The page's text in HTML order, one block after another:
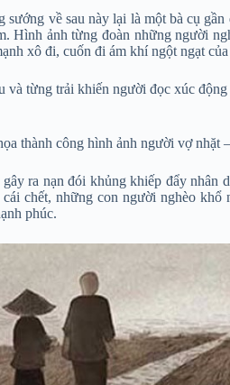
về sau này lại là một bà cụ
ảnh từng đoàn những người
xô đi, cuốn đi ám khí ngột ngạt
và từng trải khiến người đọc xúc
thành công hình ảnh người vợ nhặt
ra nạn đói khủng khiếp đẩy
chết, những con người nghèo
phúc.